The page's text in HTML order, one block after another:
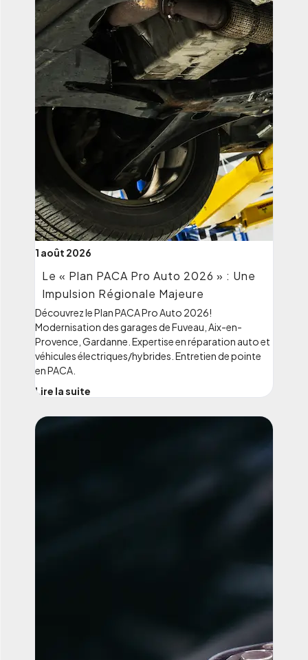
1 août 2026
Le « Plan PACA Pro Auto 2026 » : Une
Impulsion Régionale Majeure
Découvrez le Plan PACA Pro Auto 2026!
Modernisation des garages de Fuveau, Aix-en-
Provence, Gardanne. Expertise en réparation auto et
véhicules électriques/hybrides. Entretien de pointe
en PACA.
Lire la suite